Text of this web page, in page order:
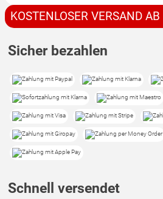
KOSTENLOSER VERSAND
Sicher bezahlen
Schnell versendet